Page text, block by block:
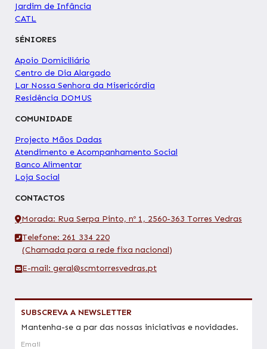
Jardim de Infância
CATL
SÉNIORES
Apoio Domiciliário
Centro de Dia Alargado
Lar Nossa Senhora da Misericórdia
Residência DOMUS
COMUNIDADE
Projecto Mãos Dadas
Atendimento e Acompanhamento Social
Banco Alimentar
Loja Social
CONTACTOS
Morada: Rua Serpa Pinto, nº 1, 2560-363 Torres Vedras
Telefone: 261 334 220
(Chamada para a rede fixa nacional)
E-mail: geral@scmtorresvedras.pt
SUBSCREVA A NEWSLETTER
Mantenha-se a par das nossas iniciativas e novidades.
Email